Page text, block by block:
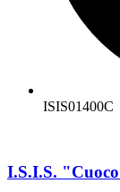
ISIS01400C
I.S.I.S.